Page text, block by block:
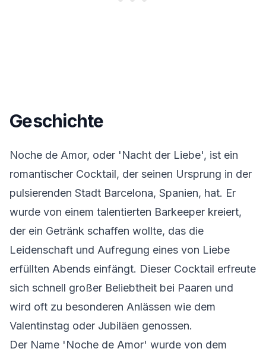
Geschichte
Noche de Amor, oder 'Nacht der Liebe', ist ein
romantischer Cocktail, der seinen Ursprung in der
pulsierenden Stadt Barcelona, Spanien, hat. Er
wurde von einem talentierten Barkeeper kreiert,
der ein Getränk schaffen wollte, das die
Leidenschaft und Aufregung eines von Liebe
erfüllten Abends einfängt. Dieser Cocktail erfreute
sich schnell großer Beliebtheit bei Paaren und
wird oft zu besonderen Anlässen wie dem
Valentinstag oder Jubiläen genossen.
Der Name 'Noche de Amor' wurde von dem